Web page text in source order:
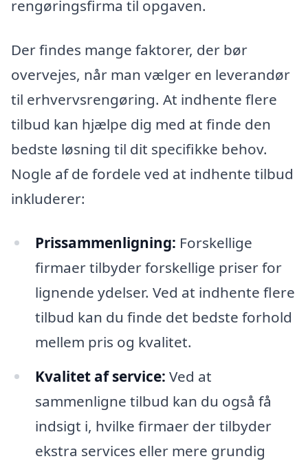
rengøringsfirma til opgaven.
Der findes mange faktorer, der bør
overvejes, når man vælger en leverandør
til erhvervsrengøring. At indhente flere
tilbud kan hjælpe dig med at finde den
bedste løsning til dit specifikke behov.
Nogle af de fordele ved at indhente tilbud
inkluderer:
Prissammenligning: Forskellige
firmaer tilbyder forskellige priser for
lignende ydelser. Ved at indhente flere
tilbud kan du finde det bedste forhold
mellem pris og kvalitet.
Kvalitet af service: Ved at
sammenligne tilbud kan du også få
indsigt i, hvilke firmaer der tilbyder
ekstra services eller mere grundig